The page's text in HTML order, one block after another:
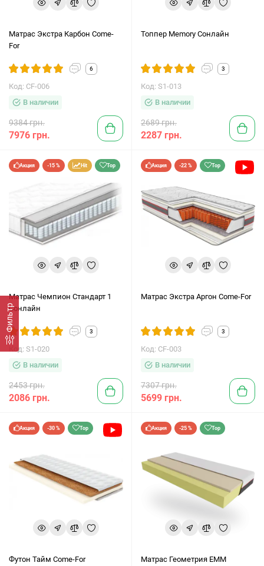
Фильтр
Матрас Экстра Карбон Come-
For
6
Код: CF-006
В наличии
9384 грн.
7976 грн.
Топпер Memory Сонлайн
3
Код: S1-013
В наличии
2689 грн.
2287 грн.
Акция -15 % Hit Top
Матрас Чемпион Стандарт 1
Сонлайн
3
Код: S1-020
В наличии
2453 грн.
2086 грн.
Акция -22 % Top
Матрас Экстра Аргон Come-For
3
Код: CF-003
В наличии
7307 грн.
5699 грн.
Акция -30 % Top
Футон Тайм Come-For
Акция -25 % Top
Матрас Геометрия ЕММ